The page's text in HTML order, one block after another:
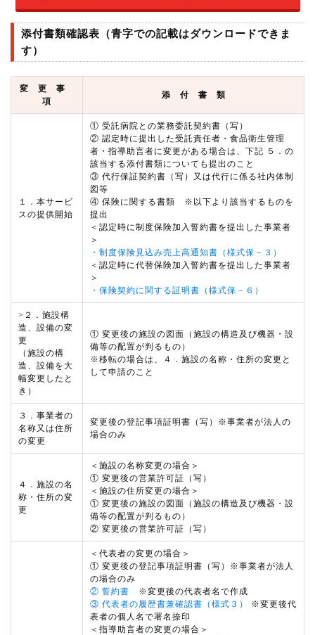
添付書類確認表（青字での記載はダウンロードできま
す）
変 更 事
項
添 付 書 類
１．本サービ
スの提供開始
① 受託病院との業務委託契約書（写）
② 認定時に提出した受託責任者・食品衛生管理
者・指導助言者に変更がある場合は、下記 ５．の
該当する添付書類についても提出のこと
③ 代行保証契約書（写）又は代行に係る社内体制
図等
④ 保険に関する書類 ※以下より該当するものを
提出
＜認定時に制度保険加入誓約書を提出した事業者
＞
・制度保険見込み売上高通知書（様式保－３）
＜認定時に代替保険加入誓約書を提出した事業者
＞
・保険契約に関する証明書（様式保－６）
>２．施設構
造、設備の変
更
（施設の構
造、設備を大
幅変更したと
き）
① 変更後の施設の図面（施設の構造及び機器・設
備等の配置が判るもの）
※移転の場合は、４．施設の名称・住所の変更と
して申請のこと
３．事業者の
名称又は住所
の変更
変更後の登記事項証明書（写）※事業者が法人の
場合のみ
４．施設の名
称・住所の変
更
＜施設の名称変更の場合＞
① 変更後の営業許可証（写）
＜施設の住所変更の場合＞
① 変更後の施設の図面（施設の構造及び機器・設
備等の配置が判るもの）
② 変更後の営業許可証（写）
＜代表者の変更の場合＞
① 変更後の登記事項証明書（写）※事業者が法人
の場合のみ
② 誓約書 ※変更後の代表者名で作成
③ 代表者の履歴書兼確認書（様式３）
※変更後代
表者の個人名で署名捺印
＜指導助言者の変更の場合＞